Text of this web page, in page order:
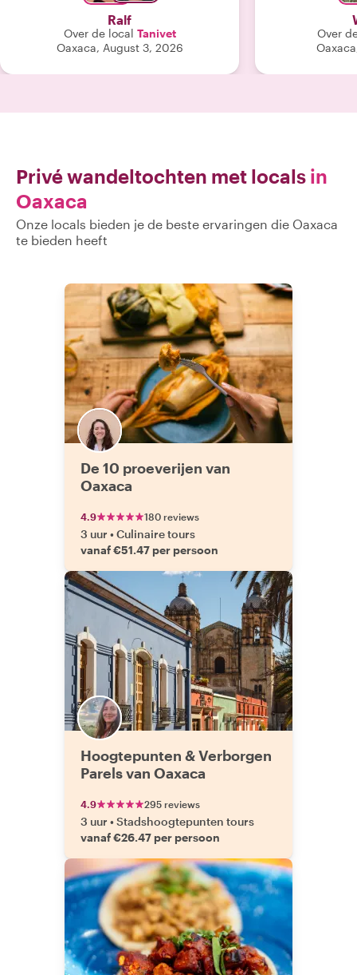
Ralf
Over de local Tanivet
Oaxaca, August 3, 2026
Over
Privé wandeltochten met locals in
Oaxaca
Onze locals bieden je de beste ervaringen die Oaxaca
te bieden heeft
De 10 proeverijen van
Oaxaca
4.9 180 reviews
3 uur •Culinaire tours
vanaf €51.47 per persoon
Hoogtepunten & Verborgen
Parels van Oaxaca
4.9 295 reviews
3 uur •Stadshoogtepunten tours
vanaf €26.47 per persoon